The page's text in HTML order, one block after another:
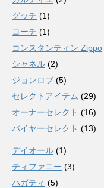
グッチ (1)
コーチ (1)
コンスタンティン Zippo
シャネル (2)
ジョンロブ (5)
セレクトアイテム (29)
オーナーセレクト (16)
バイヤーセレクト (13)
デイオール (1)
ティファニー (3)
ハガティ (5)